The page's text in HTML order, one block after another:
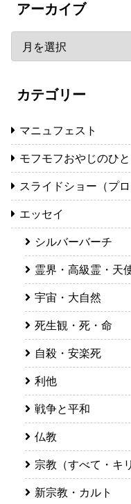
アーカイブ
カテゴリー
マニュフェスト
モフモフおやじのひ
スライドショー（プロ
エッセイ
シルバーバーチ
霊界・高級霊・天
宇宙・大自然
死生観・死・命
自殺・安楽死
利他
戦争と平和
仏教
宗教（すべて・キ
新宗教・カルト